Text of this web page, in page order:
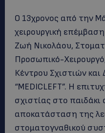
Ο 13χρονος από την
χειρουργική
Ζωή Νικολάου,
Προσωπικό-
Κέντρου Σχιστιών
“MEDICLEFT”. Η
σχιστίας στο
αποκατάσταση της
στοματογναθικού